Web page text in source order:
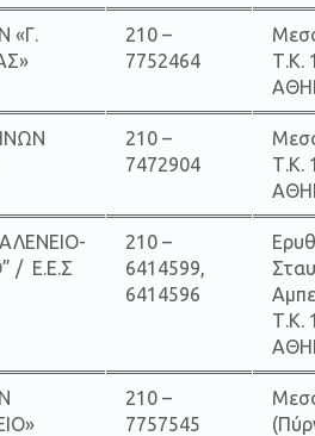
«Γ.
210 –
7752464
Τ.Κ.
210 –
7472904
Τ.Κ.
/ Ε.Ε.Σ
210 –
6414599,
6414596
Τ.Κ.
210 –
7757545